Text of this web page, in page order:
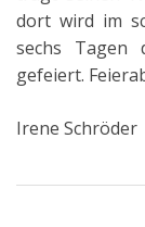
dort wird im
sechs Tagen
gefeiert.
Irene Schröder